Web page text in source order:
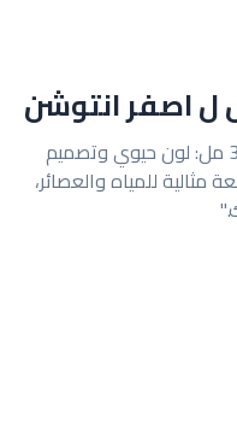
"طقم 6 كوب تيفال إنتوشن أصفر 320 مل: لون حيوي وتصميم
للمياه والعصائر،